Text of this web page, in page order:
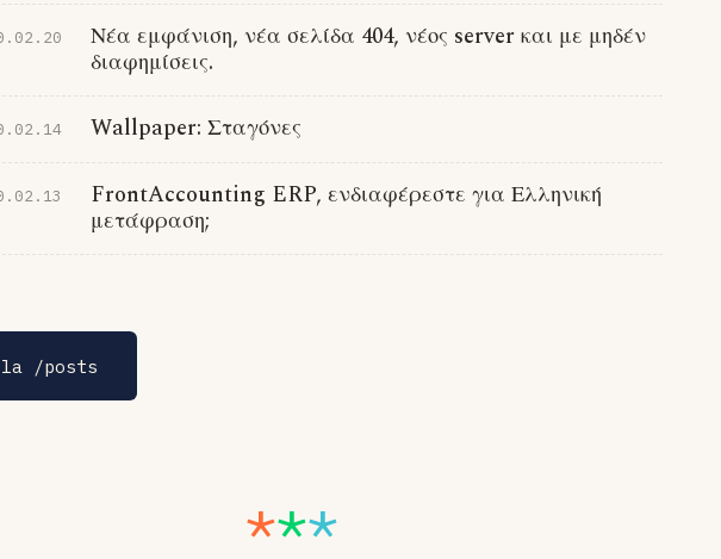
Νέα εμφάνιση, νέα σελίδα 404, νέος server και με μηδέν
διαφημίσεις.
Wallpaper: Σταγόνες
FrontAccounting ERP, ενδιαφέρεστε για Ελληνική
μετάφραση;
/posts
***